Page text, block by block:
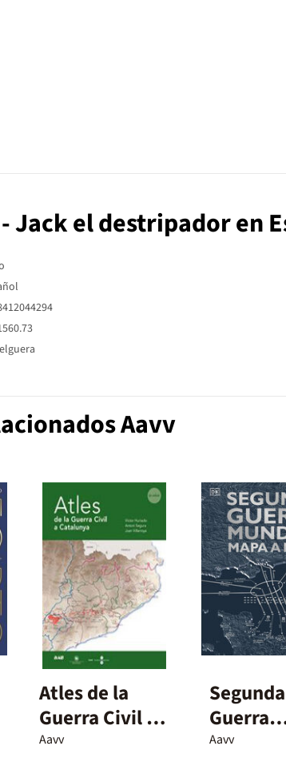
Jack el destripador en
Aavv
Atles de la
Guerra Civil a
Catalunya
Aavv
Segunda
Guerra
Mundial
Aavv